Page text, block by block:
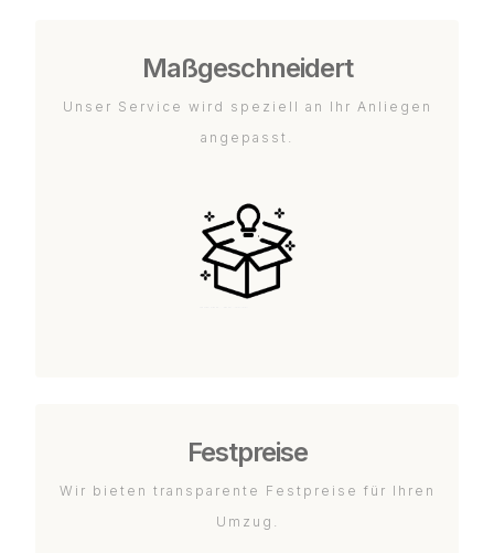
Maßgeschneidert
Unser Service wird speziell an Ihr Anliegen
angepasst.
Festpreise
Wir bieten transparente Festpreise für Ihren
Umzug.